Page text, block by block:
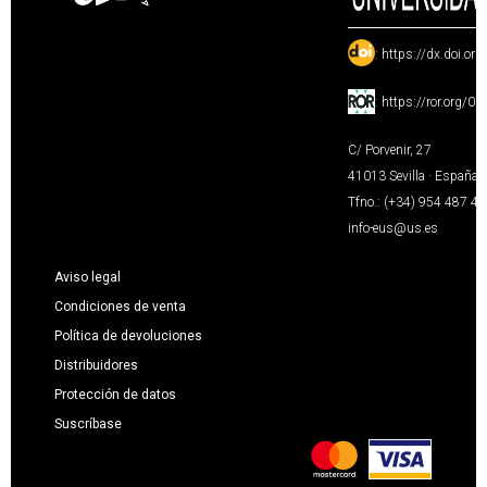
: https://
: https://ror.org/
C/ Porvenir, 27
41013 Sevilla · España
Tfno.: (+34) 954 487
info-eus@us.es
Aviso legal
Condiciones de venta
Política de devoluciones
Distribuidores
Protección de datos
Suscríbase